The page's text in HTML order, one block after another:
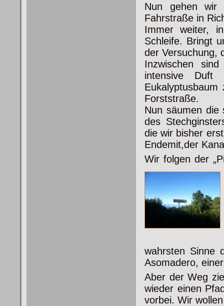
Nun gehen
Fahrstraße in
Immer weiter,
Schleife. Bringt
der Versuchung,
Inzwischen
intensive Duft
Forststraße.
Nun säumen die
des
die wir bisher
Endemit,der
Wir folgen der
wahrsten Sinne
Asomadero,
Aber der Weg
wieder einen
vorbei. Wir